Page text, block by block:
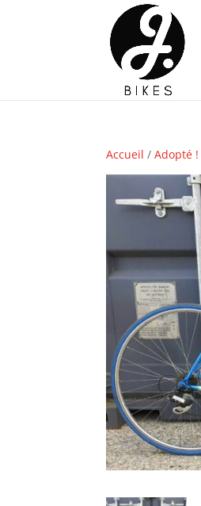
Accueil /Adopté !